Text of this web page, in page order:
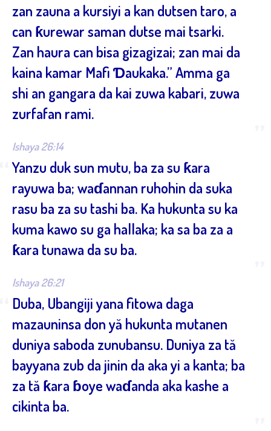
zan zauna a kursiyi a kan dutsen taro, a
can ƙurewar saman dutse mai tsarki.
Zan haura can bisa gizagizai; zan mai da
kaina kamar Mafi Ɗaukaka.” Amma ga
shi an gangara da kai zuwa kabari, zuwa
zurfafan rami.
Ishaya 26:14
Yanzu duk sun mutu, ba za su ƙara
rayuwa ba; waɗannan ruhohin da suka
rasu ba za su tashi ba. Ka hukunta su ka
kuma kawo su ga hallaka; ka sa ba za a
ƙara tunawa da su ba.
Ishaya 26:21
Duba, Ubangiji yana fitowa daga
mazauninsa don yă hukunta mutanen
duniya saboda zunubansu. Duniya za tă
bayyana zub da jinin da aka yi a kanta; ba
za tă ƙara ɓoye waɗanda aka kashe a
cikinta ba.